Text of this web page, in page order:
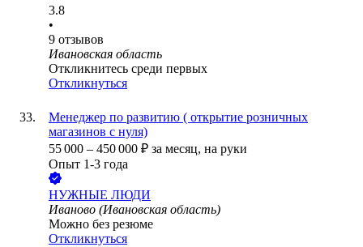
3.8
•
9 отзывов
Ивановская область
Откликнитесь среди первых
Откликнуться
Менеджер по развитию ( открытие розничных
магазинов с нуля)
55 000 – 450 000 ₽ за месяц, на руки
Опыт 1-3 года
НУЖНЫЕ ЛЮДИ
Иваново (Ивановская область)
Можно без резюме
Откликнуться